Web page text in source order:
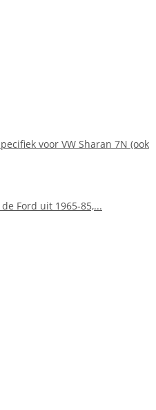
voor VW Sharan 7N (ook